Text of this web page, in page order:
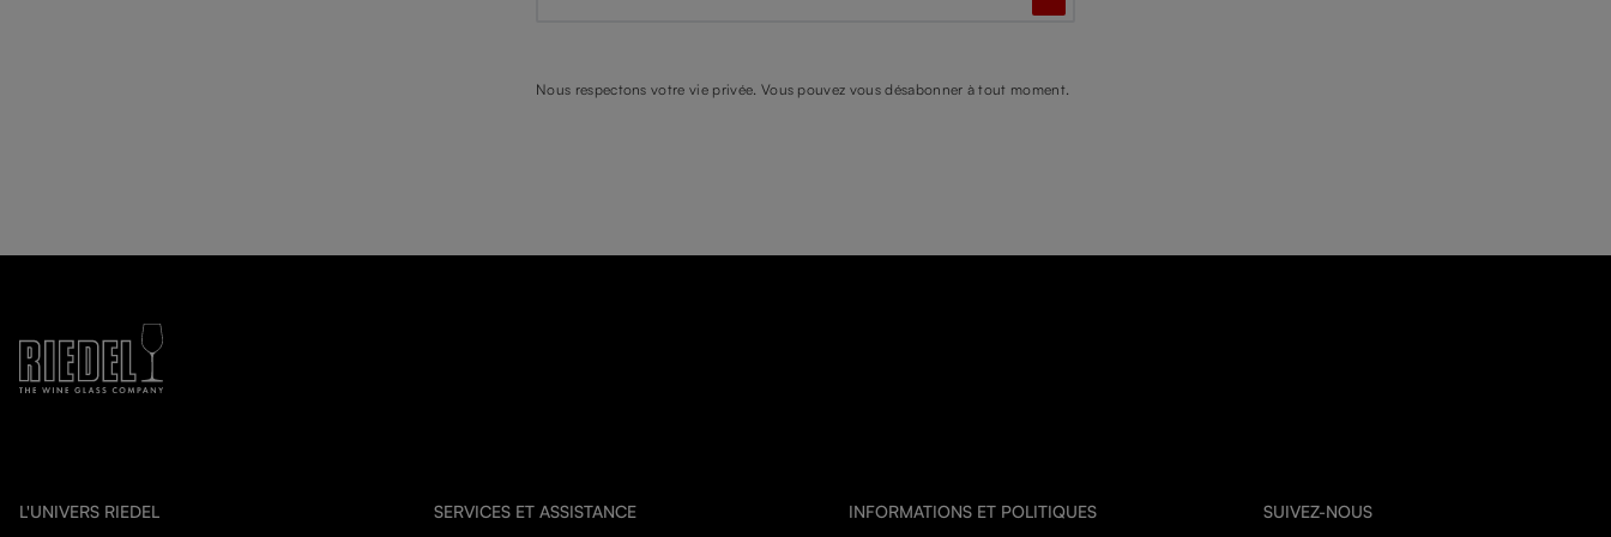
Nous respectons votre vie privée. Vous pouvez vous désabonner à tout moment.
L'UNIVERS RIEDEL SERVICES ET ASSISTANCE INFORMATIONS ET POLITIQUES SUIVEZ-NOUS